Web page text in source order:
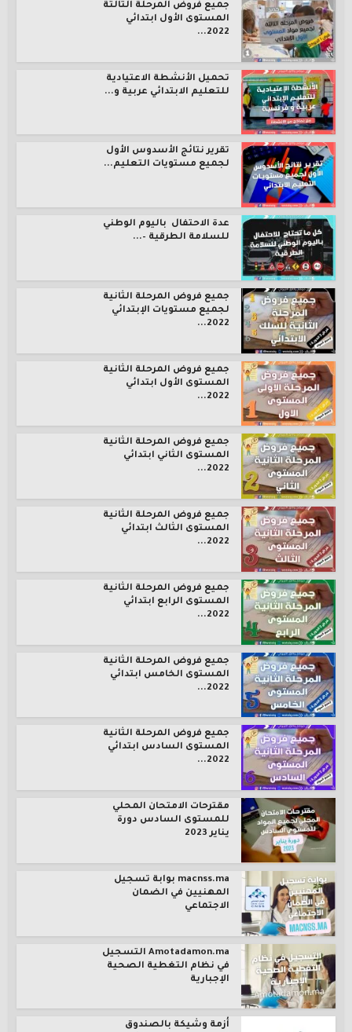
جميع فروض المرحلة الثالثة
المستوى الأول ابتدائي
2022...
تحميل الأنشطة الاعتيادية
للتعليم الابتدائي عربية و...
تقرير نتائج الأسدوس الأول
لجميع مستويات التعليم...
عدة الاحتفال باليوم الوطني
للسلامة الطرقية –...
جميع فروض المرحلة الثانية
لجميع مستويات الإبتدائي
2022...
جميع فروض المرحلة الثانية
المستوى الأول ابتدائي
2022...
جميع فروض المرحلة الثانية
المستوى الثاني ابتدائي
2022...
جميع فروض المرحلة الثانية
المستوى الثالث ابتدائي
2022...
جميع فروض المرحلة الثانية
المستوى الرابع ابتدائي
2022...
جميع فروض المرحلة الثانية
المستوى الخامس ابتدائي
2022...
جميع فروض المرحلة الثانية
المستوى السادس ابتدائي
2022...
مقترحات الامتحان المحلي
للمستوى السادس دورة
يناير 2023
macnss.ma بوابة تسجيل
المهنيين في الضمان
الاجتماعي
Amotadamon.ma التسجيل
في نظام التغطية الصحية
الإجبارية
أزمة وشيكة بالصندوق